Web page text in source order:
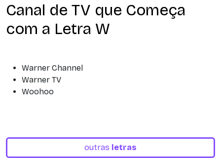
Canal de TV que Começa
com a Letra W
Warner Channel
Warner TV
Woohoo
outras letras